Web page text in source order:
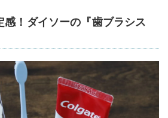
感！ダイソーの『歯ブラシス